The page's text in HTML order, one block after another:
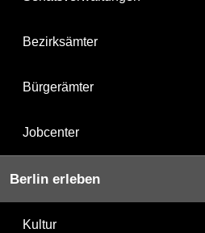
Bezirksämter
Bürgerämter
Jobcenter
Berlin erleben
Kultur